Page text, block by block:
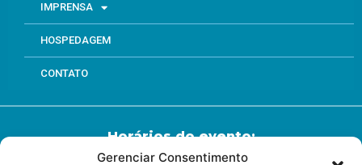
Gerenciar Consentimento
IMPRENSA
HOSPEDAGEM
CONTATO
Horários do evento:
Dia 28/05 – 13:00 às 20:00